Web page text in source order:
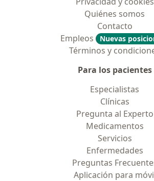
Quiénes somos
Contacto
Empleos
Nuevas
Términos y
Para los pacientes
Especialistas
Clínicas
Pregunta al Experto
Medicamentos
Servicios
Enfermedades
Preguntas
Aplicación para